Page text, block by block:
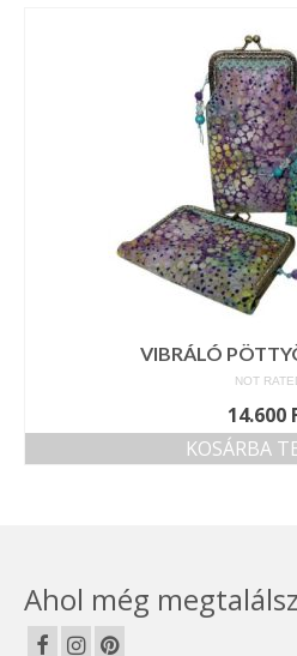
VIBRÁLÓ
NOT
14.600
KOSÁRBA
Ahol még